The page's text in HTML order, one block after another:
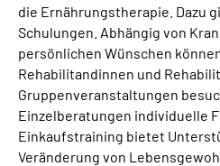
die Ernährungstherapie. Dazu
Schulungen. Abhängig von
persönlichen Wünschen
Rehabilitandinnen und
Gruppenveranstaltungen
Einzelberatungen individuelle
Einkaufstraining bietet
Veränderung von